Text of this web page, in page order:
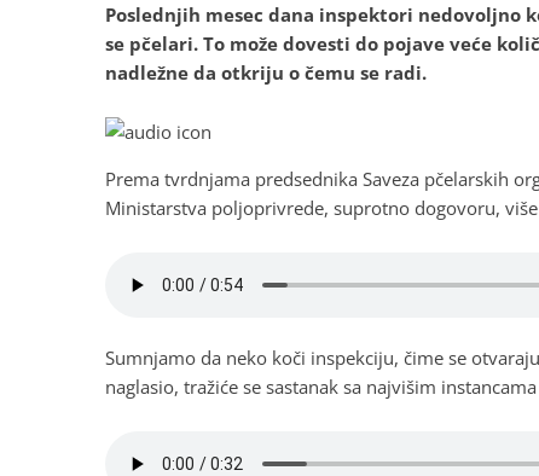
Poslednjih mesec dana inspektori nedovoljno
se pčelari. To može dovesti do pojave veće
nadležne da otkriju o čemu se radi.
Prema tvrdnjama predsednika Saveza pčelarskih
Ministarstva poljoprivrede, suprotno dogovoru,
Sumnjamo da neko koči inspekciju, čime se
naglasio, tražiće se sastanak sa najvišim